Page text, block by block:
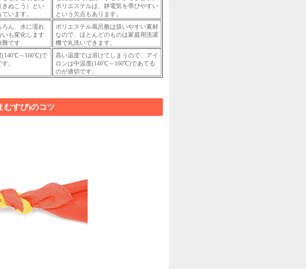
きぬこう）とい
います。
ポリエステルは、静電気を帯びやすい
という欠点もあります。
ろん、水に濡れ
も変化します
難です
ポリエステル風呂敷は扱いやすい素材
なので、ほとんどのものは家庭用洗濯
機で丸洗いできます。
(140℃～160℃)で
。
高い温度では溶けてしまうので、アイ
ロンは中温度(140℃～160℃)であてる
のが適切です。
むすび)のコツ